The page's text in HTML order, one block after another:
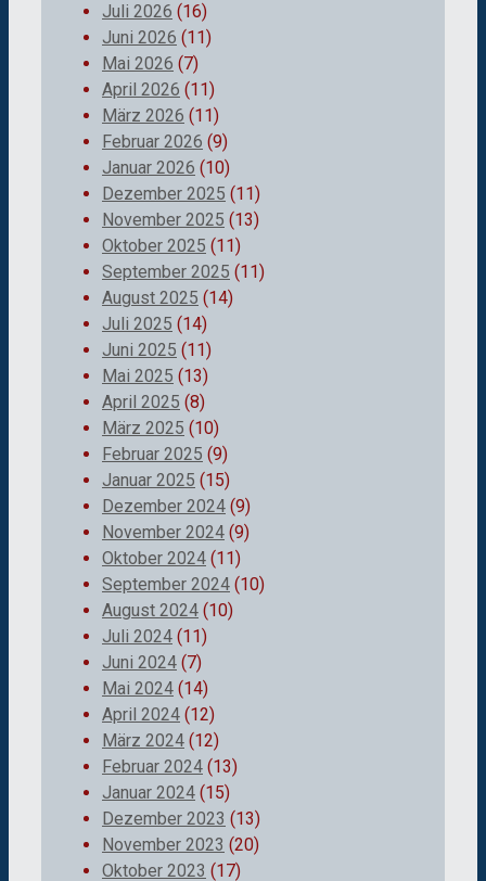
Juli 2026 (16)
Juni 2026 (11)
Mai 2026 (7)
April 2026 (11)
März 2026 (11)
Februar 2026 (9)
Januar 2026 (10)
Dezember 2025 (11)
November 2025 (13)
Oktober 2025 (11)
September 2025 (11)
August 2025 (14)
Juli 2025 (14)
Juni 2025 (11)
Mai 2025 (13)
April 2025 (8)
März 2025 (10)
Februar 2025 (9)
Januar 2025 (15)
Dezember 2024 (9)
November 2024 (9)
Oktober 2024 (11)
September 2024 (10)
August 2024 (10)
Juli 2024 (11)
Juni 2024 (7)
Mai 2024 (14)
April 2024 (12)
März 2024 (12)
Februar 2024 (13)
Januar 2024 (15)
Dezember 2023 (13)
November 2023 (20)
Oktober 2023 (17)